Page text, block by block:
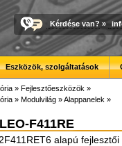
Kérdése van? »
Eszközök, szolgáltatások
» Fejlesztőeszközök »
» Modulvilág »Alappanelek »
F411RE
alapú